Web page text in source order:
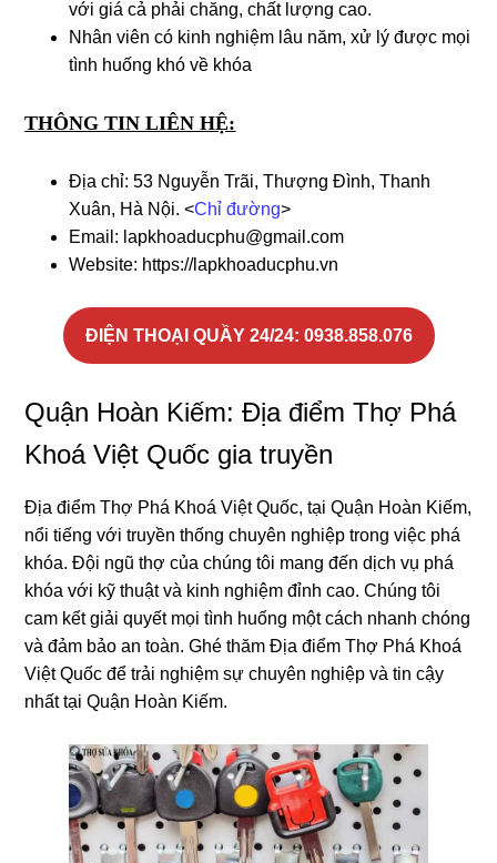
với giá cả phải chăng, chất lượng cao.
Nhân viên có kinh nghiệm lâu năm, xử lý được mọi
tình huống khó về khóa
THÔNG TIN LIÊN HỆ:
Địa chỉ: 53 Nguyễn Trãi, Thượng Đình, Thanh
Xuân, Hà Nội. <Chỉ đường>
Email: lapkhoaducphu@gmail.com
Website: https://lapkhoaducphu.vn
ĐIỆN THOẠI QUẦY 24/24: 0938.858.076
Quận Hoàn Kiếm: Địa điểm Thợ Phá
Khoá Việt Quốc gia truyền
Địa điểm Thợ Phá Khoá Việt Quốc, tại Quận Hoàn Kiếm,
nổi tiếng với truyền thống chuyên nghiệp trong việc phá
khóa. Đội ngũ thợ của chúng tôi mang đến dịch vụ phá
khóa với kỹ thuật và kinh nghiệm đỉnh cao. Chúng tôi
cam kết giải quyết mọi tình huống một cách nhanh chóng
và đảm bảo an toàn. Ghé thăm Địa điểm Thợ Phá Khoá
Việt Quốc để trải nghiệm sự chuyên nghiệp và tin cậy
nhất tại Quận Hoàn Kiếm.